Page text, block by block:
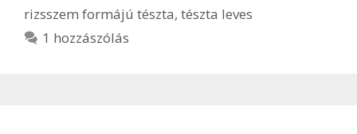
rizsszem formájú tészta, tészta leves
1 hozzászólás